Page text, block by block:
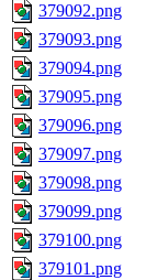
379092.png
379093.png
379094.png
379095.png
379096.png
379097.png
379098.png
379099.png
379100.png
379101.png